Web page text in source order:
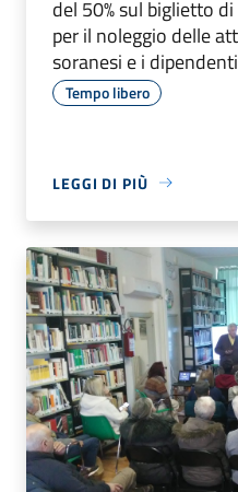
del 50% sul biglietto
per il noleggio delle
soranesi e i
Tempo libero
LEGGI DI PIÙ